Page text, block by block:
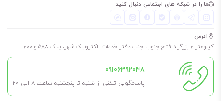
4.7 لیتری
برای طولانی شدن عمر روغن و گریس، حتما در فضای خشک، بدون رطوبت و
مسقف نگهداری شود. به این معنی که در کارگاه در معرض باد و باران نباشد
ما را در شبکه های اجتماعی دنبال کنید
آدرس
کیلومتر 6 بزرگراه فتح جنوب، جنب دفتر خدمات الکترونیک شهر، پلاک 588 و 600
09106392048
پاسخگویی تلفنی از شنبه تا پنجشنبه ساعت 8 الی ۲۰